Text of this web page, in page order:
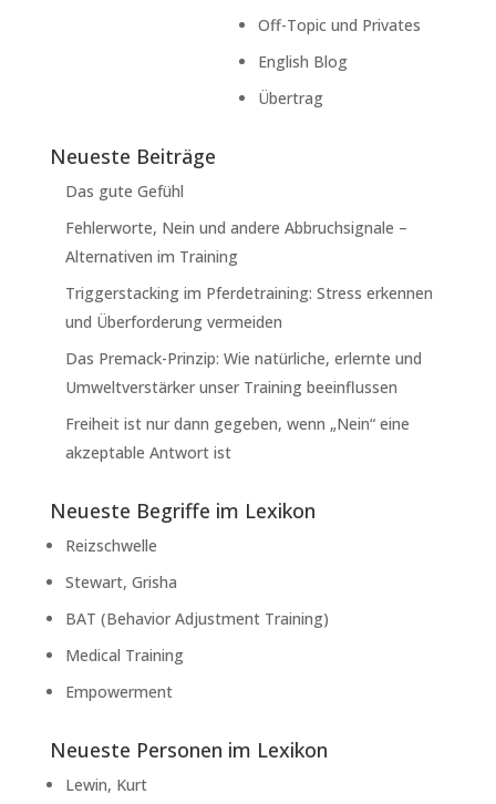
Off-Topic und Privates
English Blog
Übertrag
Neueste Beiträge
Das gute Gefühl
Fehlerworte, Nein und andere Abbruchsignale –
Alternativen im Training
Triggerstacking im Pferdetraining: Stress erkennen
und Überforderung vermeiden
Das Premack-Prinzip: Wie natürliche, erlernte und
Umweltverstärker unser Training beeinflussen
Freiheit ist nur dann gegeben, wenn „Nein“ eine
akzeptable Antwort ist
Neueste Begriffe im Lexikon
Reizschwelle
Stewart, Grisha
BAT (Behavior Adjustment Training)
Medical Training
Empowerment
Neueste Personen im Lexikon
Lewin, Kurt